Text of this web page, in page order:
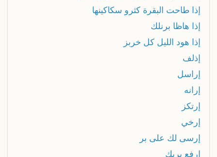
إذا طاحت البقرة كثرو سكاكينها
إذا هاظا برنلك
إذا هود الليل كل خربز
إذلف
إراسل
إرانه
إرتكز
إرخي
إرسى لك على بر
إرفع بريك